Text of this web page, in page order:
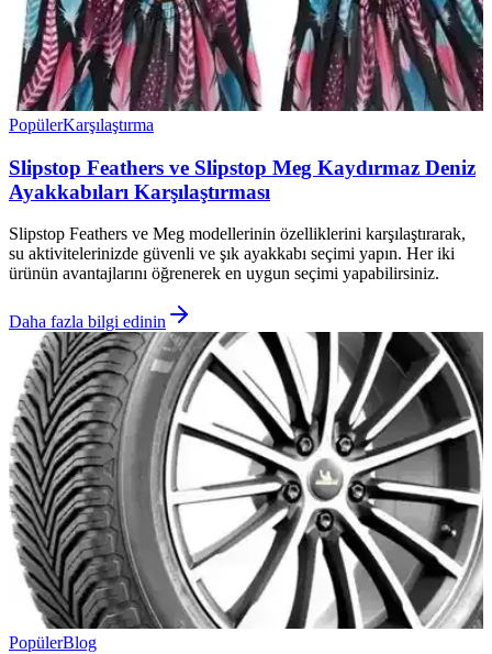
PopülerKarşılaştırma
Slipstop Feathers ve Slipstop Meg Kaydırmaz Deniz
Ayakkabıları Karşılaştırması
Slipstop Feathers ve Meg modellerinin özelliklerini karşılaştırarak,
su aktivitelerinizde güvenli ve şık ayakkabı seçimi yapın. Her iki
ürünün avantajlarını öğrenerek en uygun seçimi yapabilirsiniz.
Daha fazla bilgi edinin
PopülerBlog